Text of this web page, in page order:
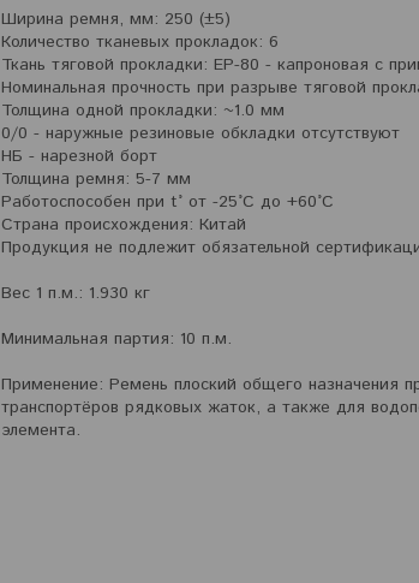
Ширина ремня, мм: 250 (±5)
Количество тканевых прокладок: 6
Ткань тяговой прокладки: EP-80 - капроновая c
Номинальная прочность при разрыве тяговой
Толщина одной прокладки: ~1.0 мм
0/0 - наружные резиновые обкладки отсутствуют
НБ - нарезной борт
Толщина ремня: 5-7 мм
Работоспособен при t° от -25°C до +60°C
Страна происхождения: Китай
Продукция не подлежит обязательной
Вес 1 п.м.: 1.930 кг
Минимальная партия: 10 п.м.
Применение: Ремень плоский общего назначения
транспортёров рядковых жаток, а также для
элемента.